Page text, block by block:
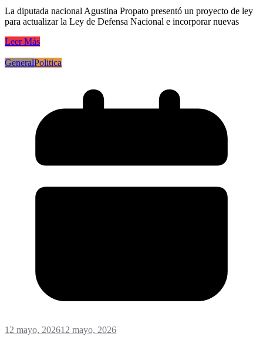
La diputada nacional Agustina Propato presentó un proyecto de ley
para actualizar la Ley de Defensa Nacional e incorporar nuevas
Leer Más
GeneralPolitica
12 mayo, 202612 mayo, 2026